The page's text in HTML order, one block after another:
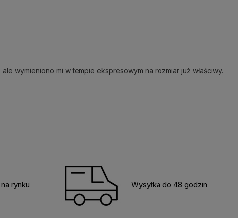
ale wymieniono mi w tempie ekspresowym na rozmiar już właściwy.
rynku Wysyłka do 48 godzin